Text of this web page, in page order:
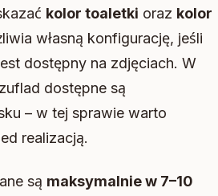
kolor toaletki oraz kolor
własną konfigurację, jeśli
dostępny na zdjęciach. W
dostępne są
– w tej sprawie warto
realizacją.
są maksymalnie w 7–10